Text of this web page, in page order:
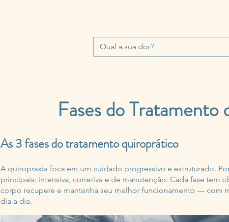
Fases do Tratamento
As 3 fases do tratamento quiroprático
A quiropraxia foca em um cuidado progressivo e estruturado.
principais: intensiva, corretiva e de manutenção. Cada fase tem
corpo recupere e mantenha seu melhor funcionamento — com
dia a dia.